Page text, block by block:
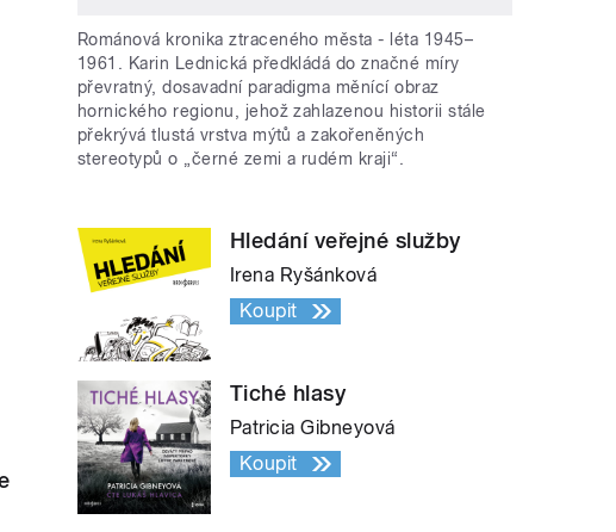
Románová kronika ztraceného města - léta 1945–
1961. Karin Lednická předkládá do značné míry
převratný, dosavadní paradigma měnící obraz
hornického regionu, jehož zahlazenou historii stále
překrývá tlustá vrstva mýtů a zakořeněných
stereotypů o „černé zemi a rudém kraji“.
Hledání veřejné služby
Irena Ryšánková
Koupit
Tiché hlasy
Patricia Gibneyová
Koupit